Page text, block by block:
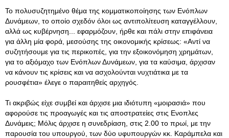
Το πολυσυζητημένο θέμα της κομματικοποίησης των Ενόπλων
Δυνάμεων, το οποίο σχεδόν όλοι ως αντιπολίτευση καταγγέλλουν,
αλλά ως κυβέρνηση... εφαρμόζουν, ήρθε και πάλι στην επιφάνεια
για άλλη μία φορά, μεσούσης της οικονομικής κρίσεως: «Αντί να
συζητήσουμε για τις περικοπές, για την εξοικονόμηση χρημάτων,
για το αξιόμαχο των Ενόπλων Δυνάμεων, για τα καύσιμα, άρχισαν
να κάνουν τις κρίσεις και να ασχολούνται νυχτιάτικα με τα
ρουσφέτια» έλεγε ο παραιτηθείς αρχηγός.
Τι ακριβώς είχε συμβεί και άρχισε μια ιδιότυπη «μοιρασιά» που
αφορούσε τις προαγωγές και τις αποστρατείες στις Ενοπλες
Δυνάμεις; Μόλις άρχισε η συνεδρίαση, στις 2.00 το πρωί, με την
παρουσία του υπουργού, των δύο υφυπουργών κκ. Καράμπελα και